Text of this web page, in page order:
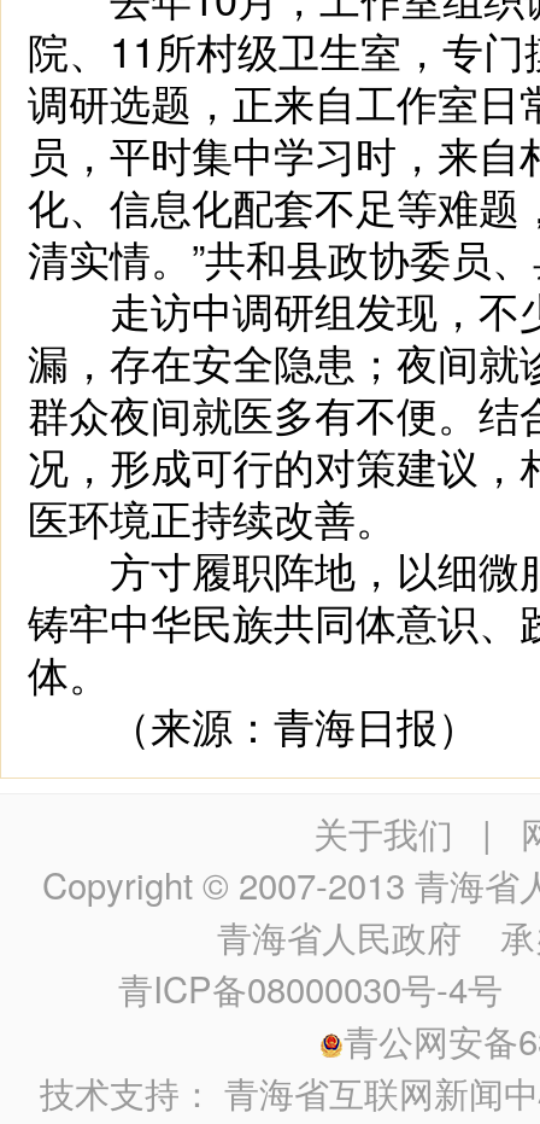
院、11所村级卫生室，专
调研选题，正来自工作室日
员，平时集中学习时，来
化、信息化配套不足等难
清实情。”共和县政协委员
走访中调研组发现，不
漏，存在安全隐患；夜间
群众夜间就医多有不便。
况，形成可行的对策建议
医环境正持续改善。
方寸履职阵地，以细微
铸牢中华民族共同体意识
体。
（来源：青海日报）
关于我们 |
Copyright © 2007-2013 青海省
青海省人民政府 承
青ICP备08000030号-4号
青公网安备
技术支持：青海省互联网新闻